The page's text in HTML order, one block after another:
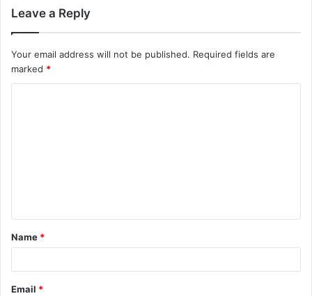
Leave a Reply
Your email address will not be published. Required fields are
marked *
Name *
Email *